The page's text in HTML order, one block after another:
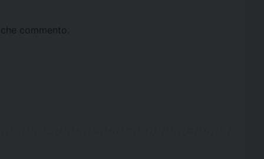
commento.